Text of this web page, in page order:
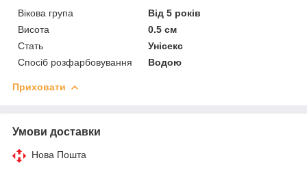
Вікова група
Від 5 років
Висота
0.5 см
Стать
Унісекс
Спосіб розфарбовування
Водою
Приховати
Умови доставки
Нова Пошта